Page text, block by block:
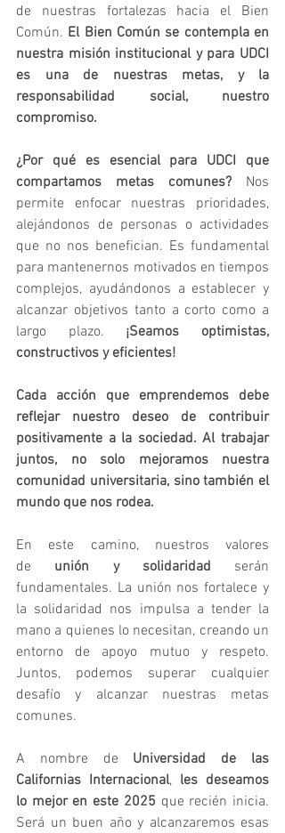
de nuestras fortalezas hacia el Bien
Común. El Bien Común se contempla en
nuestra misión institucional y para UDCI
es una de nuestras metas, y la
responsabilidad social, nuestro
compromiso.
¿Por qué es esencial para UDCI que
compartamos metas comunes? Nos
permite enfocar nuestras prioridades,
alejándonos de personas o actividades
que no nos benefician. Es fundamental
para mantenernos motivados en tiempos
complejos, ayudándonos a establecer y
alcanzar objetivos tanto a corto como a
largo plazo. ¡Seamos optimistas,
constructivos y eficientes!
Cada acción que emprendemos debe
reflejar nuestro deseo de contribuir
positivamente a la sociedad. Al trabajar
juntos, no solo mejoramos nuestra
comunidad universitaria, sino también el
mundo que nos rodea.
En este camino, nuestros valores
de unión y solidaridad serán
fundamentales. La unión nos fortalece y
la solidaridad nos impulsa a tender la
mano a quienes lo necesitan, creando un
entorno de apoyo mutuo y respeto.
Juntos, podemos superar cualquier
desafío y alcanzar nuestras metas
comunes.
A nombre de Universidad de las
Californias Internacional, les deseamos
lo mejor en este 2025 que recién inicia.
Será un buen año y alcanzaremos esas